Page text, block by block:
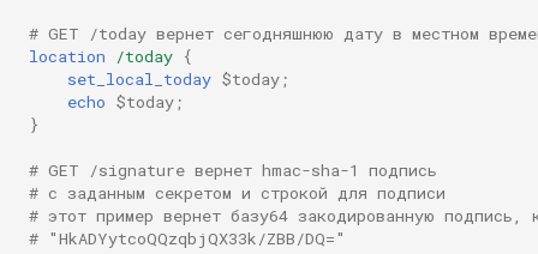
mlcache
multiplexer
murmurhash2
mysql
# GET /today вернет сегодняшнюю дату в местном
location
/today {
set_local_today $today ;
echo $today ;
}
# GET /signature вернет hmac-sha-1 подпись
# с заданным секретом и строкой для подписи
# этот пример вернет базу64 закодированную подпись,
# "HkADYytcoQQzqbjQX33k/ZBB/DQ="